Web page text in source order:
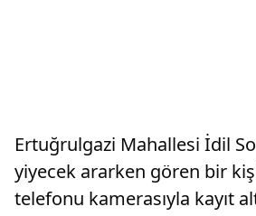
Ertuğrulgazi Mahallesi İdil
yiyecek ararken gören bir
telefonu kamerasıyla kayıt